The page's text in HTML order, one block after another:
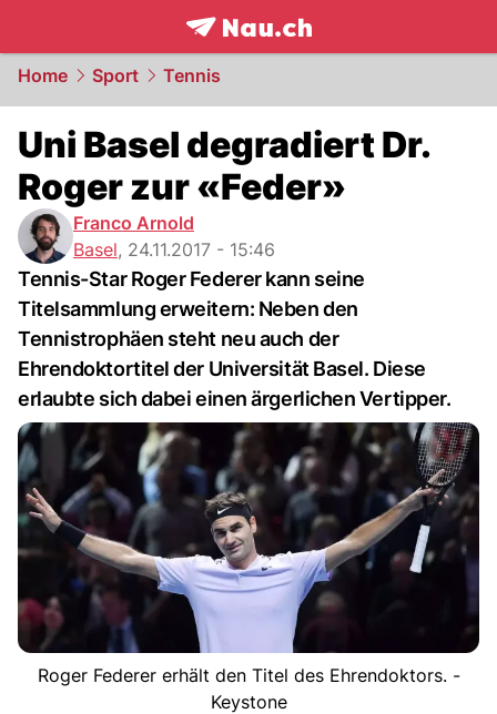
frontpage.NAU.ch
Home Sport Tennis
Uni Basel degradiert Dr.
Roger zur «Feder»
Franco Arnold
Basel, 24.11.2017 - 15:46
Tennis-Star Roger Federer kann seine
Titelsammlung erweitern: Neben den
Tennistrophäen steht neu auch der
Ehrendoktortitel der Universität Basel. Diese
erlaubte sich dabei einen ärgerlichen Vertipper.
Roger Federer erhält den Titel des Ehrendoktors. -
Keystone